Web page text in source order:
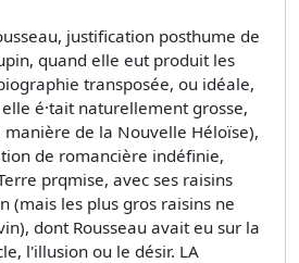
justification posthume de
quand elle eut produit les
transposée, ou idéale,
é·tait naturellement grosse,
de la Nouvelle Héloïse),
de romancière indéfinie,
prqmise, avec ses raisins
(mais les plus gros raisins ne
dont Rousseau avait eu sur la
l'illusion ou le désir. LA